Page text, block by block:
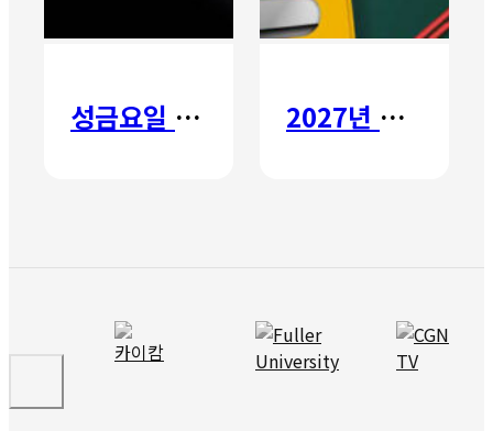
성금요일 칸타타 2027년 갈보리 어학원 유치부 신입생 모집